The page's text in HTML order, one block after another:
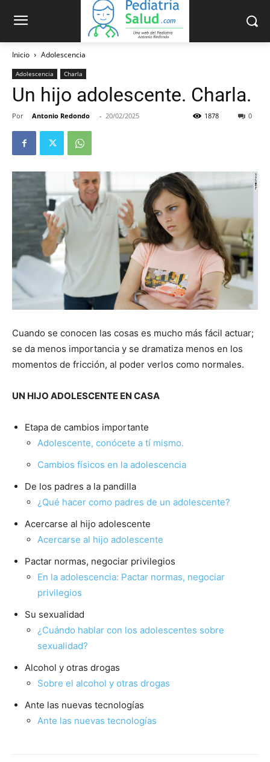
Inicio Adolescencia
Adolescencia Charla
Un hijo adolescente. Charla.
Por Antonio Redondo - 20/02/2025 0
1878
Cuando se conocen las cosas es mucho más fácil actuar;
se da menos importancia y se dramatiza menos en los
momentos de fricción, al poder verlos como normales.
UN HIJO ADOLESCENTE EN CASA
Etapa de cambios importante
Adolescente, conócete a tí mismo.
Cambios físicos en la adolescencia
De los padres a la pandilla
¿Qué hacer como padres de un adolescente?
Acercarse al hijo adolescente
Acercarse al hijo adolescente
Pactar normas, negociar privilegios
En la adolescencia: Pactar normas, negociar
privilegios
Su sexualidad
¿Cuándo hablar con los adolescentes sobre
sexualidad?
Alcohol y otras drogas
Sobre el alcohol y otras drogas
Ante las nuevas tecnologías
Ante las nuevas tecnologías